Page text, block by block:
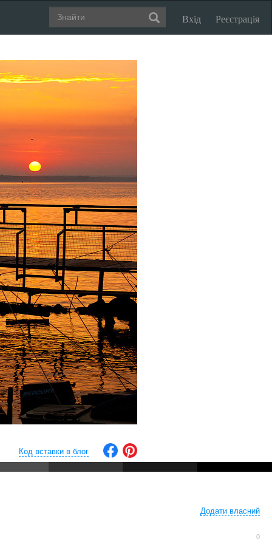
Вхід Реєстрація
Код вставки в блог
Додати власний
0